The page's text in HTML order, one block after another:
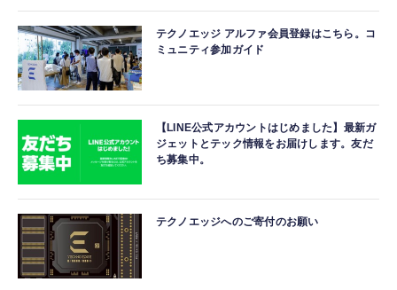
テクノエッジ アルファ会員登録はこちら。コ
ミュニティ参加ガイド
【LINE公式アカウントはじめました】最新ガ
ジェットとテック情報をお届けします。友だ
ち募集中。
テクノエッジへのご寄付のお願い